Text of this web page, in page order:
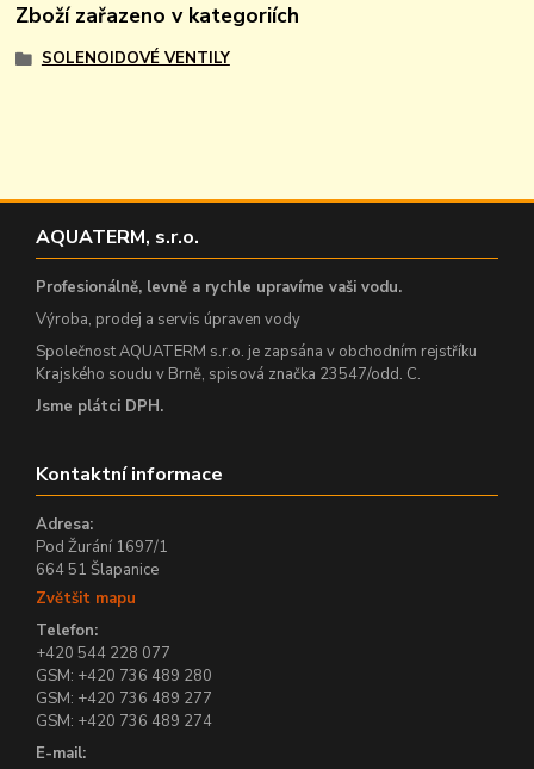
Zboží zařazeno v kategoriích
SOLENOIDOVÉ VENTILY
AQUATERM, s.r.o.
Profesionálně, levně a rychle upravíme vaši vodu.
Výroba, prodej a servis úpraven vody
Společnost AQUATERM s.r.o. je zapsána v obchodním rejstříku
Krajského soudu v Brně, spisová značka 23547/odd. C.
Jsme plátci DPH.
Kontaktní informace
Adresa:
Pod Žurání 1697/1
664 51 Šlapanice
Zvětšit mapu
Telefon:
+420 544 228 077
GSM: +420 736 489 280
GSM: +420 736 489 277
GSM: +420 736 489 274
E-mail: